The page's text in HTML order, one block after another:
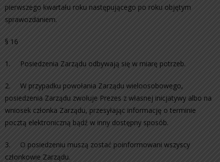
pierwszego kwartału roku następującego po roku objętym
sprawozdaniem.
§ 16
1. Posiedzenia Zarządu odbywają się w miarę potrzeb.
2. W przypadku powołania Zarządu wieloosobowego,
posiedzenia Zarządu zwołuje Prezes z własnej inicjatywy albo na
wniosek członka Zarządu, przesyłając informację o terminie
pocztą elektroniczną bądź w inny dostępny sposób.
3. O posiedzeniu muszą zostać poinformowani wszyscy
członkowie Zarządu.